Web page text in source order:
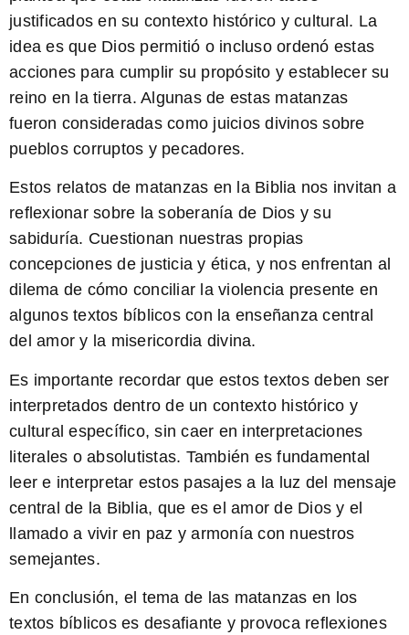
justificados en su contexto histórico y cultural. La
idea es que Dios permitió o incluso ordenó estas
acciones para cumplir su propósito y establecer su
reino en la tierra. Algunas de estas matanzas
fueron consideradas como juicios divinos sobre
pueblos corruptos y pecadores.
Estos relatos de matanzas en la Biblia nos invitan a
reflexionar sobre la soberanía de Dios y su
sabiduría. Cuestionan nuestras propias
concepciones de justicia y ética, y nos enfrentan al
dilema de cómo conciliar la violencia presente en
algunos textos bíblicos con la enseñanza central
del amor y la misericordia divina.
Es importante recordar que estos textos deben ser
interpretados dentro de un contexto histórico y
cultural específico, sin caer en interpretaciones
literales o absolutistas. También es fundamental
leer e interpretar estos pasajes a la luz del mensaje
central de la Biblia, que es el amor de Dios y el
llamado a vivir en paz y armonía con nuestros
semejantes.
En conclusión, el tema de las matanzas en los
textos bíblicos es desafiante y provoca reflexiones